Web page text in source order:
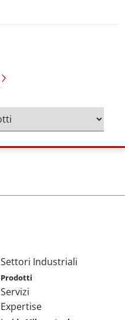
Main navigation
Settori Industriali
Prodotti
Servizi
Expertise